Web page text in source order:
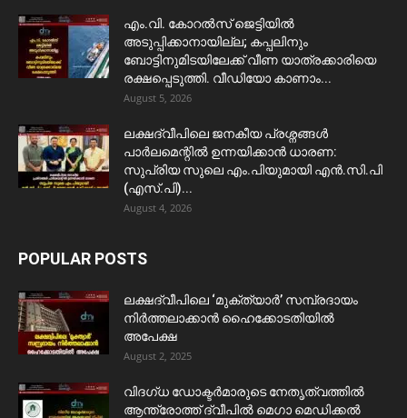
​എം.വി. കോറൽസ് ജെട്ടിയിൽ
അടുപ്പിക്കാനായില്ല; കപ്പലിനും
ബോട്ടിനുമിടയിലേക്ക് വീണ യാത്രക്കാരിയെ
രക്ഷപ്പെടുത്തി. വീഡിയോ കാണാം...
August 5, 2026
ലക്ഷദ്വീപിലെ ജനകീയ പ്രശ്നങ്ങൾ
പാർലമെന്റിൽ ഉന്നയിക്കാൻ ധാരണ:
സുപ്രിയ സുലെ എം.പിയുമായി എൻ.സി.പി
(എസ്.പി)...
August 4, 2026
POPULAR POSTS
ലക്ഷദ്വീപിലെ ‘മുക്ത്യാർ’ സമ്പ്രദായം
നിർത്തലാക്കാൻ ഹൈക്കോടതിയിൽ
അപേക്ഷ
August 2, 2025
വിദഗ്ധ ഡോക്ടർമാരുടെ നേതൃത്വത്തിൽ
ആന്ത്രോത്ത് ദ്വീപിൽ മെഗാ മെഡിക്കൽ